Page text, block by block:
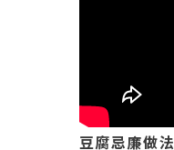
豆腐忌廉做法